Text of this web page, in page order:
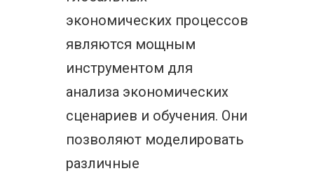
экономических процессов
являются мощным
инструментом для
анализа экономических
сценариев и обучения. Они
позволяют моделировать
различные